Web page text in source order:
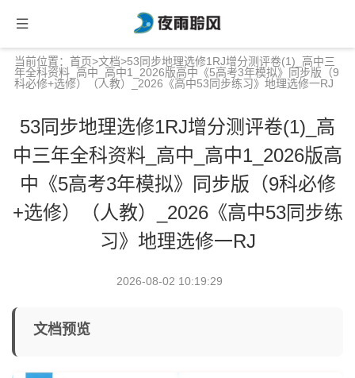
当前位置： 首页>文档>53同步地理选修1RJ增分测评卷(1)_高中三
年全科资料_高中_高中1_2026版高中《5高考3年模拟》同步版（9
科必修+选修）（人教）_2026《高中53同步练习》地理选修一RJ
53同步地理选修1RJ增分测评卷(1)_高
中三年全科资料_高中_高中1_2026版高
中《5高考3年模拟》同步版（9科必修
+选修）（人教）_2026《高中53同步练
习》地理选修一RJ
2026-08-02 10:19:29
文档预览